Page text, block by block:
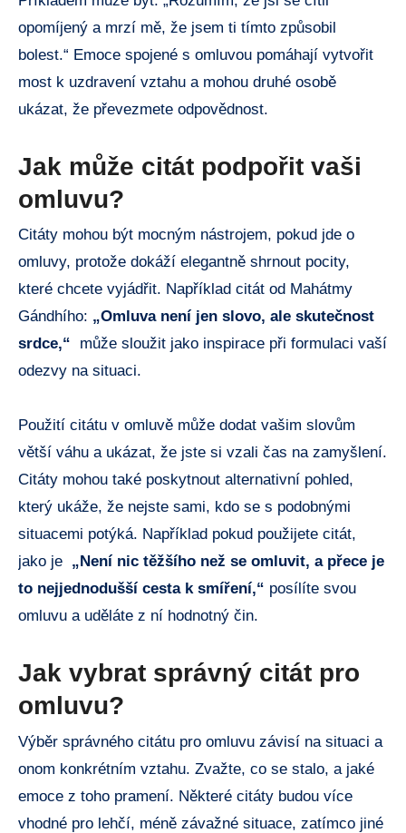
opomíjený a mrzí ​mě, že jsem ti tímto⁣ způsobil
bolest.“ Emoce ⁢spojené ⁣s omluvou pomáhají​ vytvořit
⁤most‍ k uzdravení vztahu a mohou⁣ druhé osobě
ukázat, že převezmete odpovědnost.
Jak může citát ⁣podpořit vaši
omluvu?
Citáty mohou být mocným nástrojem, pokud jde o
omluvy,‍ protože dokáží elegantně shrnout pocity,
které chcete vyjádřit. Například‍ citát‍ od ⁢Mahátmy
Gándhího: „Omluva není⁢ jen slovo,‌ ale skutečnost
srdce,“ ​ může sloužit jako inspirace při⁤ formulaci vaší
odezvy​ na situaci.
Použití​ citátu v omluvě může dodat vašim slovům
⁢větší váhu a ukázat, že jste si vzali čas na zamyšlení.
Citáty mohou také ‌poskytnout alternativní‍ pohled,
který ​ukáže,​ že nejste sami, kdo se⁣ s podobnými
situacemi potýká. ⁤Například pokud použijete ​citát,
jako je ⁢ „Není nic těžšího⁤ než se omluvit, a ⁣přece ⁣je
to nejjednodušší cesta ​k smíření,“ posílíte svou
omluvu a uděláte z⁣ ní ⁤hodnotný čin.
Jak vybrat⁢ správný⁤ citát pro
⁢omluvu?
Výběr ⁣správného citátu pro⁣ omluvu závisí na situaci a
‍onom⁢ konkrétním ⁤vztahu. Zvažte, co se ‍stalo, a jaké
emoce ​z ⁣toho ‌pramení. Některé⁣ citáty⁣ budou více
vhodné ‌pro lehčí,​ méně závažné⁣ situace, zatímco ⁤jiné⁣